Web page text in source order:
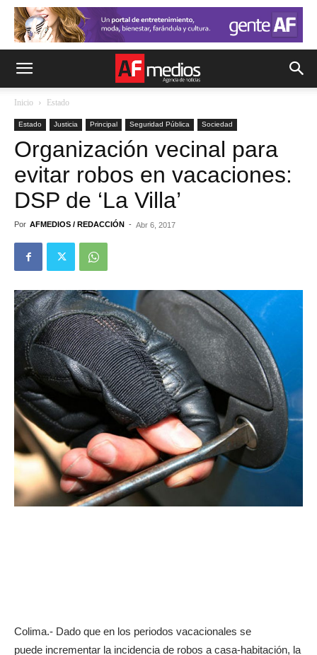
Inicio Estado
Estado Justicia Principal Seguridad Pública Sociedad
Organización vecinal para
evitar robos en vacaciones:
DSP de ‘La Villa’
Por AFMEDIOS / REDACCIÓN - Abr 6, 2017
Colima.- Dado que en los periodos vacacionales se
puede incrementar la incidencia de robos a casa-habitación, la